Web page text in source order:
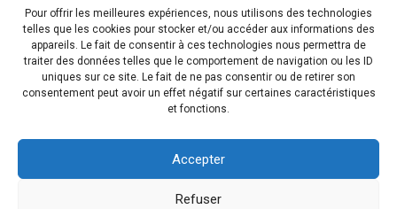
Pour offrir les meilleures expériences, nous utilisons des technologies
telles que les cookies pour stocker et/ou accéder aux informations des
appareils. Le fait de consentir à ces technologies nous permettra de
traiter des données telles que le comportement de navigation ou les ID
uniques sur ce site. Le fait de ne pas consentir ou de retirer son
consentement peut avoir un effet négatif sur certaines caractéristiques
et fonctions.
Accepter
Refuser